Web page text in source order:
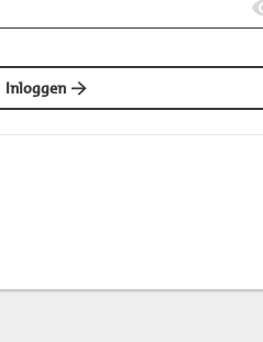
Inloggen